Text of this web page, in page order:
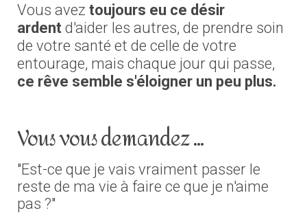
Vous avez toujours eu ce désir
ardent d'aider les autres, de prendre soin
de votre santé et de celle de votre
entourage, mais chaque jour qui passe,
ce rêve semble s'éloigner un peu plus.
Vous vous demandez ...
"Est-ce que je vais vraiment passer le
reste de ma vie à faire ce que je n'aime
pas ?"